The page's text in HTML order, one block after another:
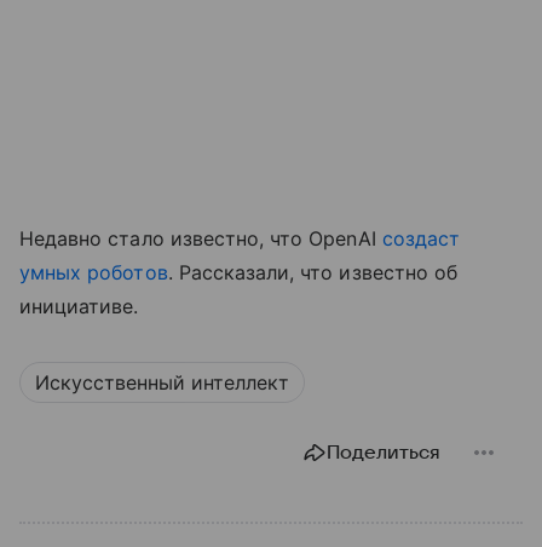
Недавно стало известно, что OpenAI создаст
умных роботов. Рассказали, что известно об
инициативе.
Искусственный интеллект
Поделиться